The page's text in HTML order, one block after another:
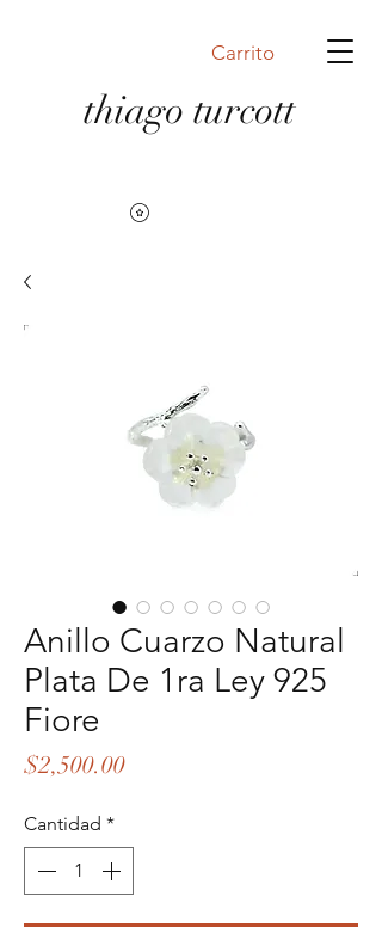
Carrito
thiago turcott
Anillo Cuarzo Natural
Plata De 1ra Ley 925
Fiore
$2,500.00Precio
Cantidad *